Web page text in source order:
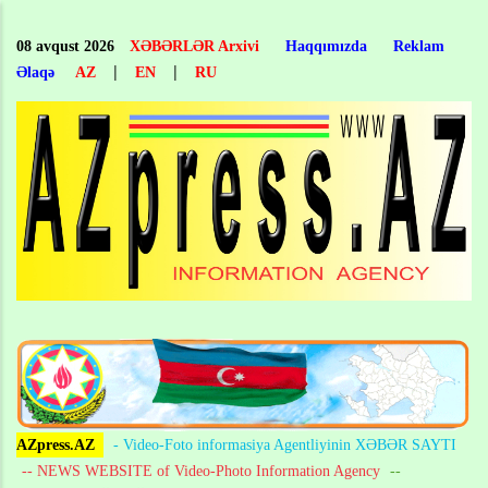
main
content
08 avqust 2026 XƏBƏRLƏR Arxivi Haqqımızda
Reklam
Əlaqə
AZ | EN | RU
AZpress.AZ
- Video-Foto informasiya Agentliyinin XƏBƏR SAYTI
-- NEWS WEBSITE of Video-Photo Information Agency --